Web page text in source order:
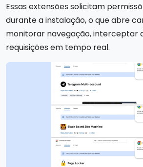
Essas extensões solicitam
durante a instalação, o que abre
monitorar navegação, interceptar
requisições em tempo real.